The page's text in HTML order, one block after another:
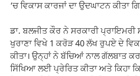
‘ਚ ਵਿਕਾਸ ਕਾਰਜਾਂ ਦਾ ਉਦਘਾਟਨ ਕੀਤਾ
ਡਾ. ਬਲਜੀਤ ਕੌਰ ਨੇ ਸਰਕਾਰੀ
ਖੁਰਾਣਾ ਵਿਖੇ 1 ਕਰੋੜ 40 ਲੱਖ ਰੁਪਏ ਦੇ
ਕੀਤਾ। ਉਨ੍ਹਾਂ ਨੇ ਬੱਚਿਆਂ ਨਾਲ ਗੱਲਬਾਤ
ਸਿੱਖਿਆ ਲਈ ਪ੍ਰੇਰਿਤ ਕੀਤਾ ਅਤੇ ਕਿਹਾ